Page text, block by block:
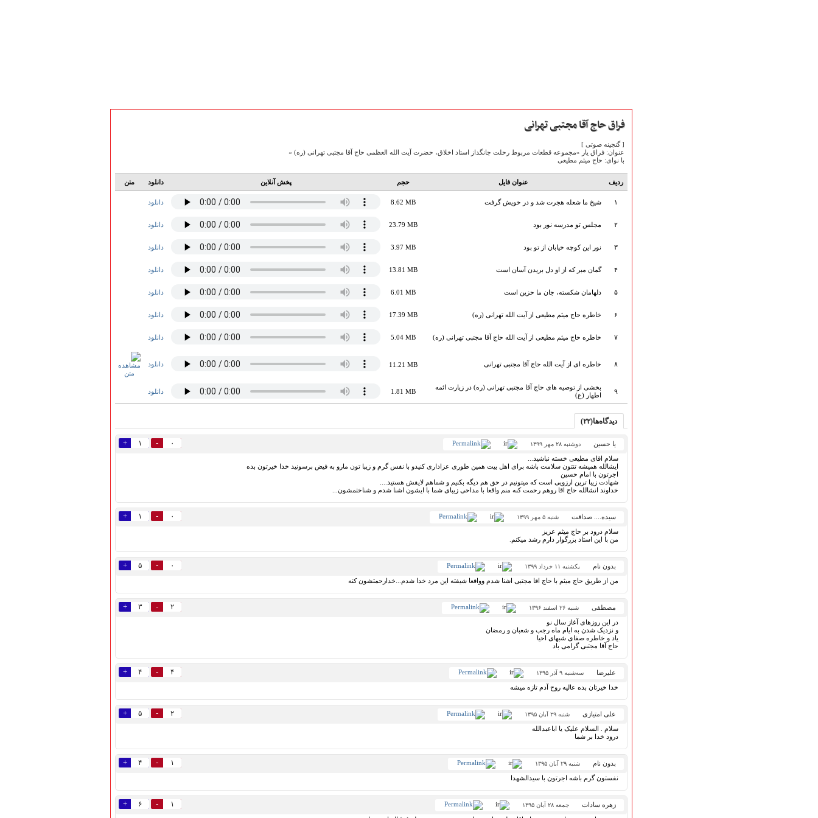
فراق حاج آقا مجتبی تهرانی
[ گنجینه صوتی ]
عنوان: فراق یار «مجموعه قطعات مربوط رحلت جانگداز استاد اخلاق،‌ حضرت آیت الله العظمی حاج آقا مجتبی تهرانی (ره) »
با نوای: حاج میثم مطیعی
ردیف عنوان فایل حجم پخش آنلاین دانلود متن
۱ شیخ ما شعله هجرت شد و در خویش گرفت 8.62 MB دانلود
۲ مجلس تو مدرسه نور بود 23.79 MB دانلود
۳ نور این کوچه خیابان از تو بود 3.97 MB دانلود
۴ گمان مبر که از او دل بریدن آسان است 13.81 MB دانلود
۵ دلهامان شکسته، جان ما حزین است 6.01 MB دانلود
۶ خاطره حاج میثم مطیعی از آیت الله تهرانی (ره) 17.39 MB دانلود
۷ خاطره حاج میثم مطیعی از آیت الله حاج آقا مجتبی تهرانی (ره) 5.04 MB دانلود
۸ خاطره ای از آیت الله حاج آقا مجتبی تهرانی 11.21 MB دانلود
۹
بخشی از توصیه های حاج آقا مجتبی تهرانی (ره) در زیارت ائمه
اطهار (ع)
1.81 MB دانلود
دیدگاه‌ها(۲۲)
یا حسین دوشنبه ۲۸ مهر ۱۳۹۹ ۱ + ۰ -
سلام اقای مطیعی خسته نباشید...
ایشالله همیشه تنتون سلامت باشه برای اهل بیت همین طوری عزاداری کنیدو با نفس گرم و زیبا تون مارو به فیض برسونید خدا خیرتون بده
اجرتون با امام حسین
شهادت زیبا ترین ارزویی است که میتونیم در حق هم دیگه بکنیم و شماهم لایقش هستید....
خداوند انشالله حاج اقا روهم رحمت کنه منم واقعا با مداحی زیبای شما با ایشون اشنا شدم و شناختمشون...
سیده.... صداقت شنبه ۵ مهر ۱۳۹۹ ۱ + ۰ -
سلام درود بر حاج میثم عزیز
من با این استاد بزرگوار دارم رشد میکنم.
بدون نام یکشنبه ۱۱ خرداد ۱۳۹۹ ۵ + ۰ -
من از طریق حاج میثم با حاج اقا مجتبی اشنا شدم وواقعا شیفته این مرد خدا شدم...خدارحمتشون کنه
مصطفی شنبه ۲۶ اسفند ۱۳۹۶ ۳ + ۲ -
در این روزهای آغاز سال نو
و نزدیک شدن به ایام ماه رجب و شعبان و رمضان
یاد و خاطره صفای شبهای احیا
حاج آقا مجتبی گرامی باد
علیرضا سه‌شنبه ۹ آذر ۱۳۹۵ ۴ + ۴ -
خدا خیرتان بده عالیه روح آدم تازه میشه
علی امتیازی شنبه ۲۹ آبان ۱۳۹۵ ۵ + ۲ -
سلام . السلام علیک یا اباعبدالله
درود خدا بر شما
بدون نام شنبه ۲۹ آبان ۱۳۹۵ ۴ + ۱ -
نفستون گرم باشه اجرتون با سیدالشهدا
زهره سادات جمعه ۲۸ آبان ۱۳۹۵ ۶ + ۱ -